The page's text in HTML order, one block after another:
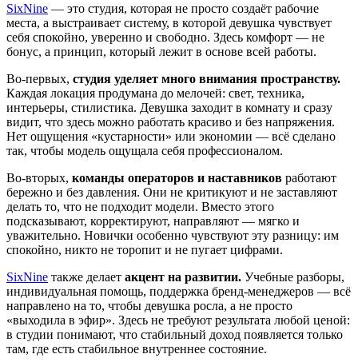
SixNine — это студия, которая не просто создаёт рабочие
места, а выстраивает систему, в которой девушка чувствует
себя спокойно, уверенно и свободно. Здесь комфорт — не
бонус, а принцип, который лежит в основе всей работы.
Во-первых, студия уделяет много внимания пространству.
Каждая локация продумана до мелочей: свет, техника,
интерьеры, стилистика. Девушка заходит в комнату и сразу
видит, что здесь можно работать красиво и без напряжения.
Нет ощущения «кустарности» или экономии — всё сделано
так, чтобы модель ощущала себя профессионалом.
Во-вторых, команды операторов и наставников работают
бережно и без давления. Они не критикуют и не заставляют
делать то, что не подходит модели. Вместо этого
подсказывают, корректируют, направляют — мягко и
уважительно. Новички особенно чувствуют эту разницу: им
спокойно, никто не торопит и не пугает цифрами.
SixNine также делает акцент на развитии. Учебные разборы,
индивидуальная помощь, поддержка бренд-менеджеров — всё
направлено на то, чтобы девушка росла, а не просто
«выходила в эфир». Здесь не требуют результата любой ценой:
в студии понимают, что стабильный доход появляется только
там, где есть стабильное внутреннее состояние.